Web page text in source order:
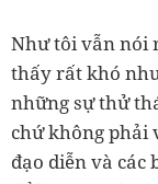
Như tôi vẫn nói
thấy rất khó
những sự thử
chứ không phải
đạo diễn và các